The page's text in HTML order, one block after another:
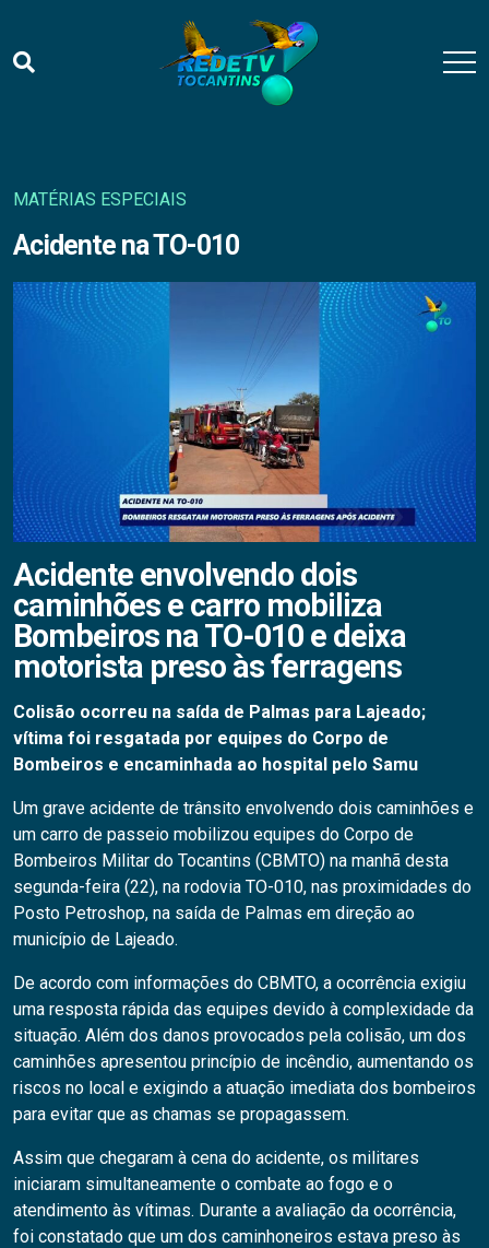
MATÉRIAS ESPECIAIS
Acidente na TO-010
Acidente envolvendo dois
caminhões e carro mobiliza
Bombeiros na TO-010 e deixa
motorista preso às ferragens
Colisão ocorreu na saída de Palmas para Lajeado;
vítima foi resgatada por equipes do Corpo de
Bombeiros e encaminhada ao hospital pelo Samu
Um grave acidente de trânsito envolvendo dois caminhões e
um carro de passeio mobilizou equipes do Corpo de
Bombeiros Militar do Tocantins (CBMTO) na manhã desta
segunda-feira (22), na rodovia TO-010, nas proximidades do
Posto Petroshop, na saída de Palmas em direção ao
município de Lajeado.
De acordo com informações do CBMTO, a ocorrência exigiu
uma resposta rápida das equipes devido à complexidade da
situação. Além dos danos provocados pela colisão, um dos
caminhões apresentou princípio de incêndio, aumentando os
riscos no local e exigindo a atuação imediata dos bombeiros
para evitar que as chamas se propagassem.
Assim que chegaram à cena do acidente, os militares
iniciaram simultaneamente o combate ao fogo e o
atendimento às vítimas. Durante a avaliação da ocorrência,
foi constatado que um dos caminhoneiros estava preso às